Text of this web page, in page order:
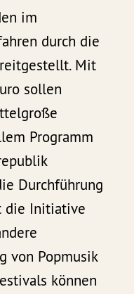
im
durch die
Mit
sollen
Programm
Durchführung
die Initiative
von Popmusik
können